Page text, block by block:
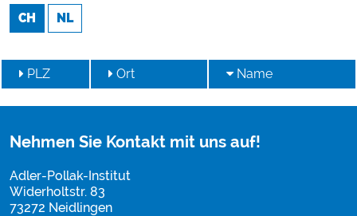
CH NL
PLZ Ort Name
Nehmen Sie Kontakt mit uns auf!
Adler-Pollak-Institut
Widerholtstr. 83
73272 Neidlingen